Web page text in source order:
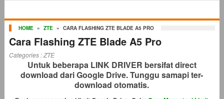
HOME » ZTE » CARA FLASHING ZTE BLADE A5 PRO
Cara Flashing ZTE Blade A5 Pro
Categories :ZTE
Untuk beberapa LINK DRIVER bersifat direct
download dari Google Drive. Tunggu samapi ter-
download otomatis.